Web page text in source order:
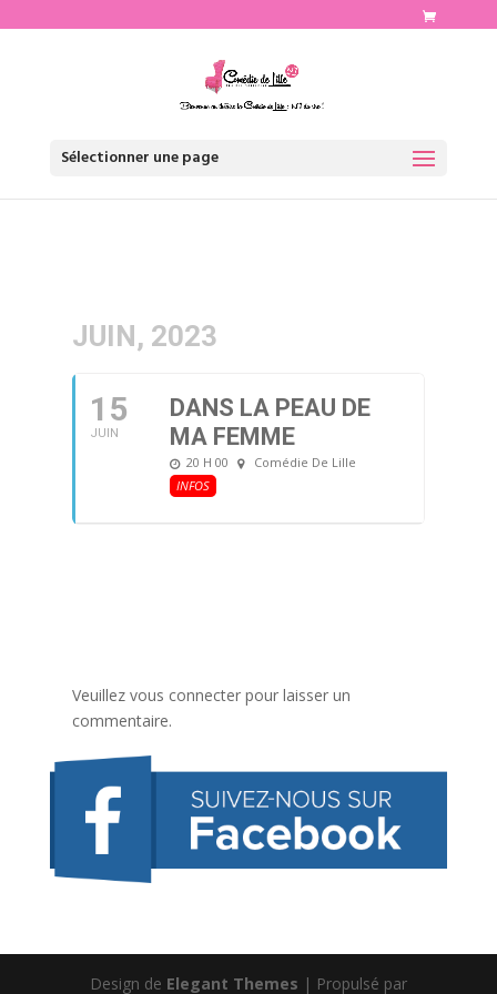
Sélectionner une page
JUIN, 2023
15
JUIN
DANS LA PEAU DE
MA FEMME
20 H 00
Comédie De Lille
INFOS
Veuillez vous connecter pour laisser un
commentaire.
Design de Elegant Themes | Propulsé par